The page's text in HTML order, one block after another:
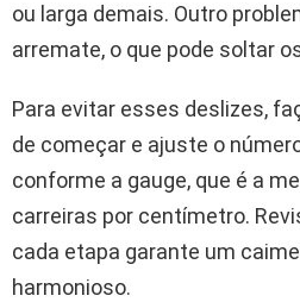
ou larga demais. Outro
arremate, o que pode soltar
Para evitar esses deslizes,
de começar e ajuste o
conforme a gauge, que é a
carreiras por centímetro.
cada etapa garante um
harmonioso.